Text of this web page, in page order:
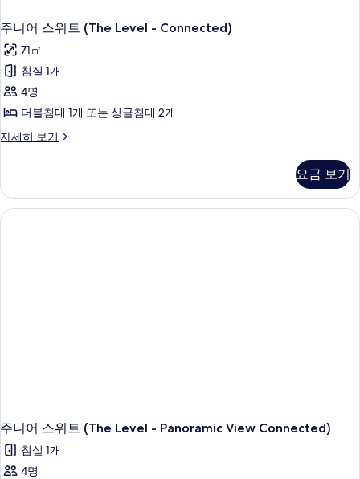
히
보
기
주니어 스위트 (The Level - Connected)
71㎡
침실 1개
4명
더블침대 1개 또는 싱글침대 2개
자세히 보기
주
위
트
(The
요금 보기
주니어 스위트 (The Level - Panoramic View Connected)
침실 1개
4명